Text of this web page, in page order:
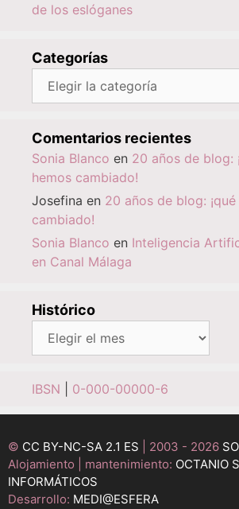
de los eslóganes
Categorías
Comentarios recientes
Sonia Blanco en 20 años de blog:
hemos cambiado!
Josefina en 20 años de blog:
cambiado!
Sonia Blanco en Inteligencia
en Canal Málaga
Histórico
IBSN 0-000-00000-6
© CC BY-NC-SA 2.1 ES | 2003 - 2026
Alojamiento | mantenimiento: OCTANIO
INFORMÁTICOS
Desarrollo: MEDI@ESFERA